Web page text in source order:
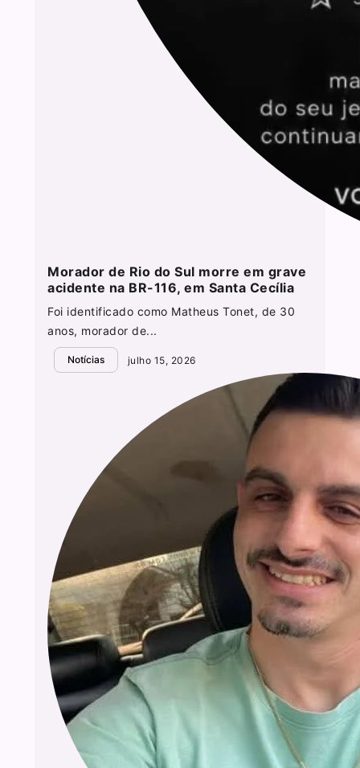
Morador de Rio do Sul morre em grave
acidente na BR-116, em Santa Cecília
Foi identificado como Matheus Tonet, de 30
anos, morador de...
Notícias julho 15, 2026